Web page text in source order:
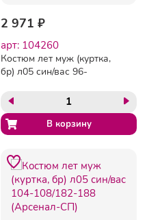
2 971 ₽
арт: 104260
Костюм лет муж (куртка,
бр) л05 син/вас 96-